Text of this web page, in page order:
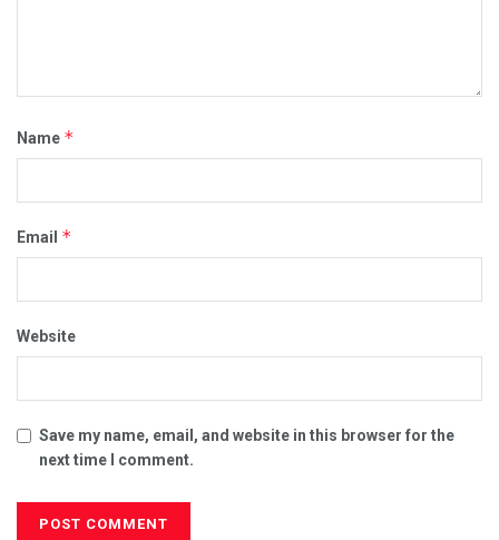
Name *
Email *
Website
Save my name, email, and website in this browser for the
next time I comment.